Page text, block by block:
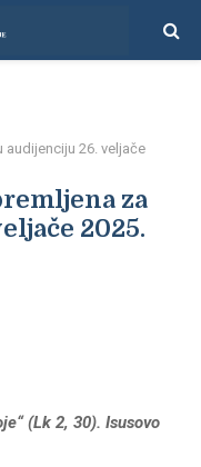
audijenciju 26. veljače
za
2025.
(Lk 2, 30). Isusovo